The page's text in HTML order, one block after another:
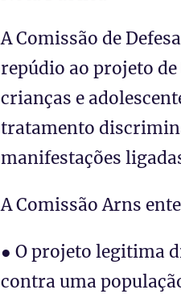
A Comissão de
repúdio ao projeto
crianças e
tratamento
manifestações
A Comissão Arns
● O projeto legitima
contra uma